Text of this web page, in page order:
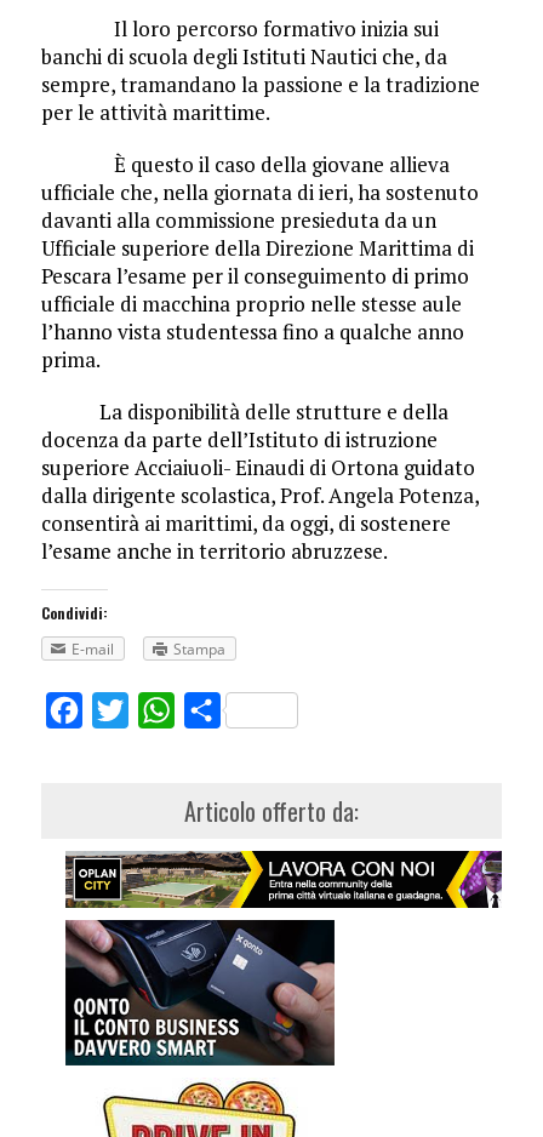
Il loro percorso formativo inizia sui
banchi di scuola degli Istituti Nautici che, da
sempre, tramandano la passione e la tradizione
per le attività marittime.
È questo il caso della giovane allieva
ufficiale che, nella giornata di ieri, ha sostenuto
davanti alla commissione presieduta da un
Ufficiale superiore della Direzione Marittima di
Pescara l’esame per il conseguimento di primo
ufficiale di macchina proprio nelle stesse aule
l’hanno vista studentessa fino a qualche anno
prima.
La disponibilità delle strutture e della
docenza da parte dell’Istituto di istruzione
superiore Acciaiuoli- Einaudi di Ortona guidato
dalla dirigente scolastica, Prof. Angela Potenza,
consentirà ai marittimi, da oggi, di sostenere
l’esame anche in territorio abruzzese.
Condividi:
E-mail
Stampa
FacebookTwitterWhatsApp
Share
Articolo offerto da: